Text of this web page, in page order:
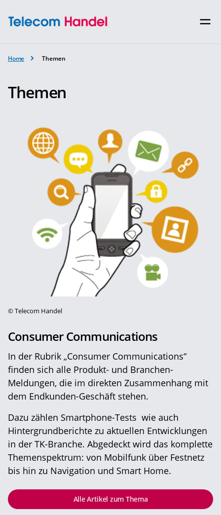
Home Themen
Themen
©Telecom Handel
Consumer Communications
In der Rubrik „Consumer Communications“
finden sich alle Produkt- und Branchen-
Meldungen, die im direkten Zusammenhang mit
dem Endkunden-Geschäft stehen.
Dazu zählen Smartphone-Tests wie auch
Hintergrundberichte zu aktuellen Entwicklungen
in der TK-Branche. Abgedeckt wird das komplette
Themenspektrum: von Mobilfunk über Festnetz
bis hin zu Navigation und Smart Home.
Alle Artikel zum Thema